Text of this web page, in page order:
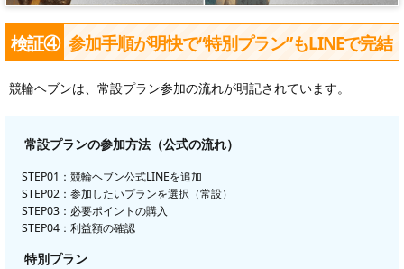
検証④ 参加手順が明快で“特別プラン”もLINEで完結
競輪ヘブンは、常設プラン参加の流れが明記されています。
常設プランの参加方法（公式の流れ）
STEP01：競輪ヘブン公式LINEを追加
STEP02：参加したいプランを選択（常設）
STEP03：必要ポイントの購入
STEP04：利益額の確認
特別プラン